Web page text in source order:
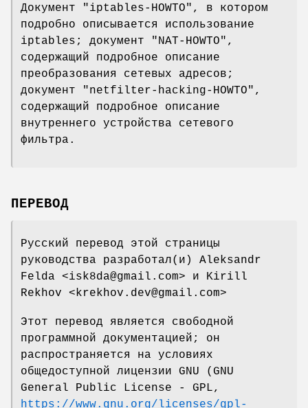
Документ "iptables-HOWTO", в котором
подробно описывается использование
iptables; документ "NAT-HOWTO",
содержащий подробное описание
преобразования сетевых адресов;
документ "netfilter-hacking-HOWTO",
содержащий подробное описание
внутреннего устройства сетевого
фильтра.
ПЕРЕВОД
Русский перевод этой страницы
руководства разработал(и) Aleksandr
Felda <isk8da@gmail.com> и Kirill
Rekhov <krekhov.dev@gmail.com>
Этот перевод является свободной
программной документацией; он
распространяется на условиях
общедоступной лицензии GNU (GNU
General Public License - GPL,
https://www.gnu.org/licenses/gpl-